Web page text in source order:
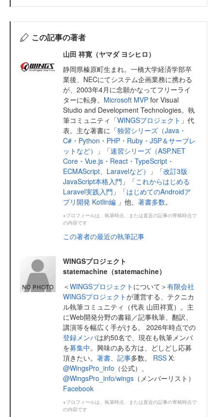
この記事の著者
山田 祥寛（ヤマダ ヨシヒロ）
静岡県榛原町生まれ。一橋大学経済学部卒
業後、NECにてシステム企画業務に携わる
が、2003年4月に念願かなってフリーライ
ターに転身。 Microsoft MVP for Visual
Studio and Development Technologies。執
筆コミュニティ「WINGSプロジェクト 」代
表。主な著書に「独習シリーズ（Java・
C#・Python・PHP・Ruby・JSP＆サーブレ
ットなど）
」「速習シリーズ（ASP.NET
Core・Vue.js・React・TypeScript・
ECMAScript、Laravelなど）
」「改訂3版
JavaScript本格入門 」「これからはじめる
Laravel実践入門 」「はじめてのAndroidア
プリ開発 Kotlin編 」他、 著書多数。
※プロフィールは、執筆時点、または直近の記事の寄稿時点で
の内容です
この著者の最近の執筆記事
WINGSプロジェクト
statemachine（statemachine）
＜WINGSプロジェクト について＞有限会社
WINGSプロジェクトが運営する、テクニカ
ル執筆コミュニティ（代表 山田祥寛）。主
にWeb開発分野の書籍／記事執筆、翻訳、
講演等を幅広く手がける。 2026年時点での
登録メンバは約50名で、現在も執筆メンバ
を募集中。興味のある方は、どしどし応募
頂きたい。 著書 記事多数。 RSS X:
@WingsPro_info （公式）、
@WingsPro_info/wings （メンバーリスト）
Facebook
※プロフィールは、執筆時点、または直近の記事の寄稿時点で
の内容です